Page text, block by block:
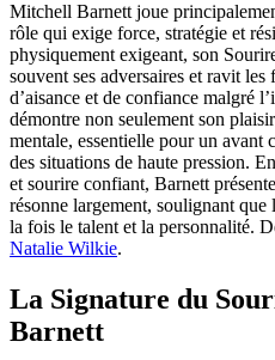
Mitchell Barnett joue
rôle qui exige force, stratégie et
physiquement exigeant, son
souvent ses adversaires et ravit
d’aisance et de confiance malgré
démontre non seulement son
mentale, essentielle pour un avant
des situations de haute pression.
et sourire confiant, Barnett
résonne largement, soulignant
la fois le talent et la personnalité.
Natalie Wilkie.
La Signature du
Barnett